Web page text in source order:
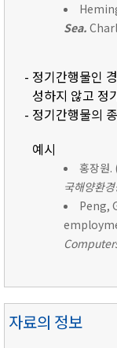
Sea.
- 정기간행물인
성하지 않고 정
- 정기간행물의
예시
홍장원.
국해양환
Peng,
자료의 정보